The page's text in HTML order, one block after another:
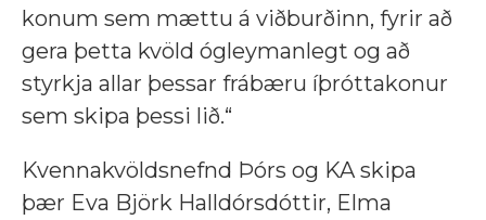
konum sem mættu á viðburðinn, fyrir að
gera þetta kvöld ógleymanlegt og að
styrkja allar þessar frábæru íþróttakonur
sem skipa þessi lið.“
Kvennakvöldsnefnd Þórs og KA skipa
þær Eva Björk Halldórsdóttir, Elma